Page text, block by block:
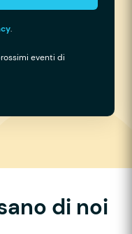
.
eventi di
di noi